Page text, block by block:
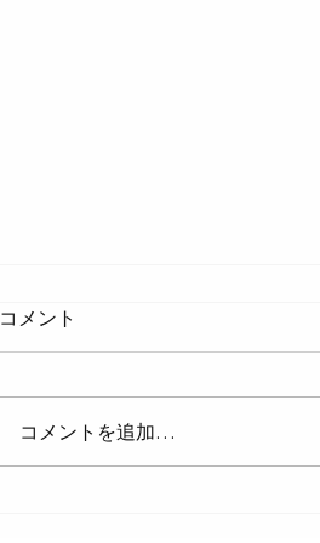
水道法適合の補修パッキンを
選ぶ理由と信頼できる部品の
は見過ごせません。水道法第16
条が定める飲料水の安全基準に適
コメント
コメントを追加…